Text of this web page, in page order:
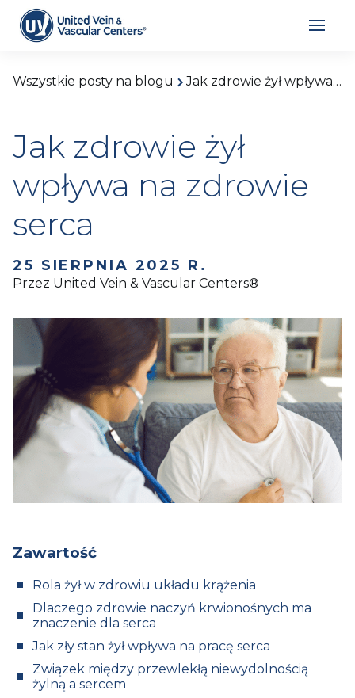
Wszystkie posty na blogu Jak zdrowie żył wpływa na zdrowie serca
Jak zdrowie żył
wpływa na zdrowie
serca
25 SIERPNIA 2025 R.
Przez United Vein & Vascular Centers®
Zawartość
Rola żył w zdrowiu układu krążenia
Dlaczego zdrowie naczyń krwionośnych ma
znaczenie dla serca
Jak zły stan żył wpływa na pracę serca
Związek między przewlekłą niewydolnością
żylną a sercem